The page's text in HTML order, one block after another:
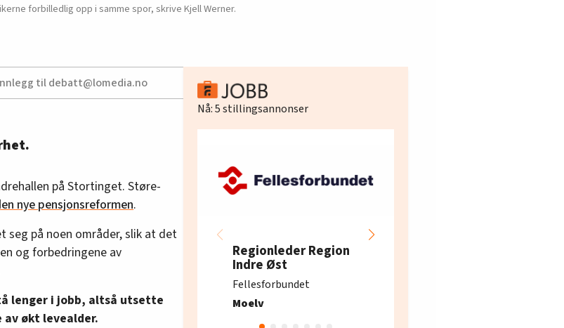
forbilledlig opp i samme spor, skrive Kjell Werner.
til debatt@lomedia.no
på Stortinget. Støre-
nye pensjonsreformen.
seg på noen områder, slik at det
og forbedringene av
lenger i jobb, altså utsette
økt levealder.
Nå:5stillingsannonser
Regionleder Region
Indre Øst
Fellesforbundet
Moelv